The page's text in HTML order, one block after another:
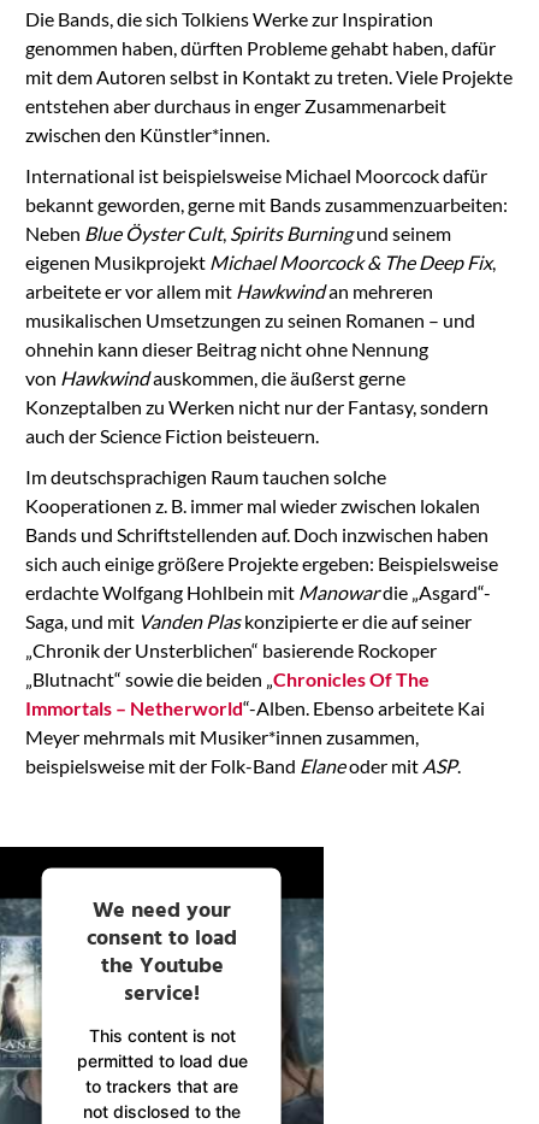
Die Bands, die sich Tolkiens Werke zur Inspiration
genommen haben, dürften Probleme gehabt haben, dafür
mit dem Autoren selbst in Kontakt zu treten. Viele Projekte
entstehen aber durchaus in enger Zusammenarbeit
zwischen den Künstler*innen.
International ist beispielsweise Michael Moorcock dafür
bekannt geworden, gerne mit Bands zusammenzuarbeiten:
Neben Blue Öyster Cult, Spirits Burningund seinem
eigenen Musikprojekt Michael Moorcock & The Deep Fix,
arbeitete er vor allem mit Hawkwindan mehreren
musikalischen Umsetzungen zu seinen Romanen – und
ohnehin kann dieser Beitrag nicht ohne Nennung
von Hawkwindauskommen, die äußerst gerne
Konzeptalben zu Werken nicht nur der Fantasy, sondern
auch der Science Fiction beisteuern.
Im deutschsprachigen Raum tauchen solche
Kooperationen z. B. immer mal wieder zwischen lokalen
Bands und Schriftstellenden auf. Doch inzwischen haben
sich auch einige größere Projekte ergeben: Beispielsweise
erdachte Wolfgang Hohlbein mit Manowardie „Asgard“-
Saga, und mit Vanden Plaskonzipierte er die auf seiner
„Chronik der Unsterblichen“ basierende Rockoper
„Blutnacht“ sowie die beiden „Chronicles Of The
Immortals – Netherworld“-Alben. Ebenso arbeitete Kai
Meyer mehrmals mit Musiker*innen zusammen,
beispielsweise mit der Folk-Band Elaneoder mit ASP.
We need your
consent to load
the Youtube
service!
This content is not
permitted to load due
to trackers that are
not disclosed to the